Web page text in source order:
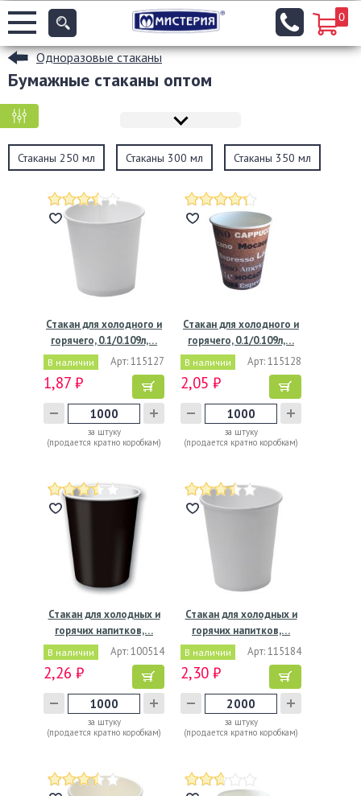
0
Одноразовые стаканы
Бумажные стаканы оптом
Стаканы 250 мл Стаканы 300 мл Стаканы 350 мл
Стакан для холодного и
горячего, 0.1/0.109л,…
В наличии Арт: 115127
1,87 ₽
за штуку
(продается кратно коробкам)
Стакан для холодного и
горячего, 0.1/0.109л,…
В наличии Арт: 115128
2,05 ₽
за штуку
(продается кратно коробкам)
Стакан для холодных и
горячих напитков,…
В наличии Арт: 100514
2,26 ₽
за штуку
(продается кратно коробкам)
Стакан для холодных и
горячих напитков,…
В наличии Арт: 115184
2,30 ₽
за штуку
(продается кратно коробкам)